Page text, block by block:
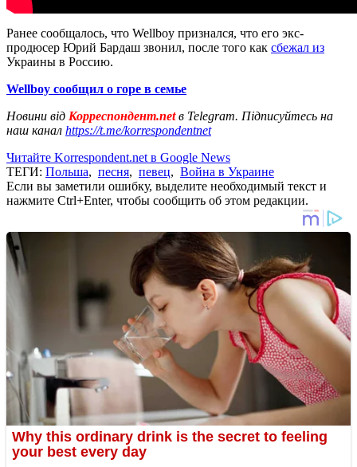
Ранее сообщалось, что Wellboy признался, что его экс-
продюсер Юрий Бардаш звонил, после того как сбежал из
Украины в Россию.
Wellboy сообщил о горе в семье
Новини від Корреспондент.netв Telegram. Підписуйтесь на
наш канал https://t.me/korrespondentnet
Читайте Korrespondent.net в Google News
ТЕГИ: Польша, песня, певец, Война в Украине
Если вы заметили ошибку, выделите необходимый текст и
нажмите Ctrl+Enter, чтобы сообщить об этом редакции.